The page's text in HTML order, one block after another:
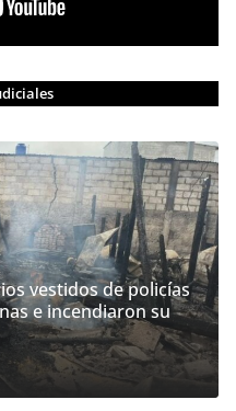
vestidos de policías
e incendiaron su